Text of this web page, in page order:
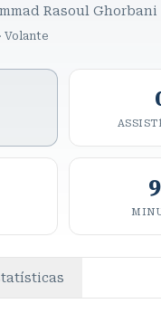
Rasoul Ghorbani
· Volante